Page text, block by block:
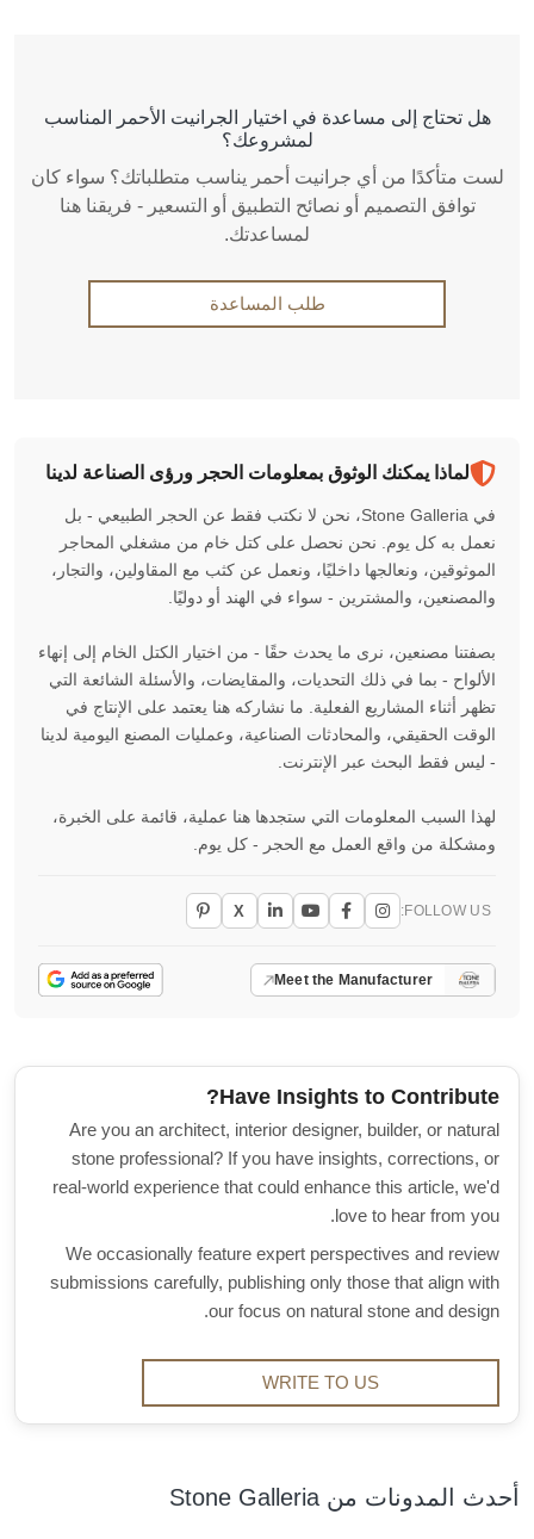
هل تحتاج إلى مساعدة في اختيار الجرانيت الأحمر المناسب
لمشروعك؟
لست متأكدًا من أي جرانيت أحمر يناسب متطلباتك؟ سواء كان
توافق التصميم أو نصائح التطبيق أو التسعير - فريقنا هنا
لمساعدتك.
طلب المساعدة
لماذا يمكنك الوثوق بمعلومات الحجر ورؤى الصناعة لدينا
في Stone Galleria، نحن لا نكتب فقط عن الحجر الطبيعي - بل
نعمل به كل يوم. نحن نحصل على كتل خام من مشغلي المحاجر
الموثوقين، ونعالجها داخليًا، ونعمل عن كثب مع المقاولين، والتجار،
والمصنعين، والمشترين - سواء في الهند أو دوليًا.
بصفتنا مصنعين، نرى ما يحدث حقًا - من اختيار الكتل الخام إلى إنهاء
الألواح - بما في ذلك التحديات، والمقايضات، والأسئلة الشائعة التي
تظهر أثناء المشاريع الفعلية. ما نشاركه هنا يعتمد على الإنتاج في
الوقت الحقيقي، والمحادثات الصناعية، وعمليات المصنع اليومية لدينا
- ليس فقط البحث عبر الإنترنت.
لهذا السبب المعلومات التي ستجدها هنا عملية، قائمة على الخبرة،
ومشكلة من واقع العمل مع الحجر - كل يوم.
FOLLOW US:
X
Meet the Manufacturer
Have Insights to Contribute?
Are you an architect, interior designer, builder, or natural
stone professional? If you have insights, corrections, or
real-world experience that could enhance this article, we'd
love to hear from you.
We occasionally feature expert perspectives and review
submissions carefully, publishing only those that align with
our focus on natural stone and design.
WRITE TO US
أحدث المدونات من Stone Galleria